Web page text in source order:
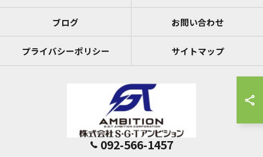
092-566-1457
ブログ お問い合わせ
プライバシーポリシー サイトマップ